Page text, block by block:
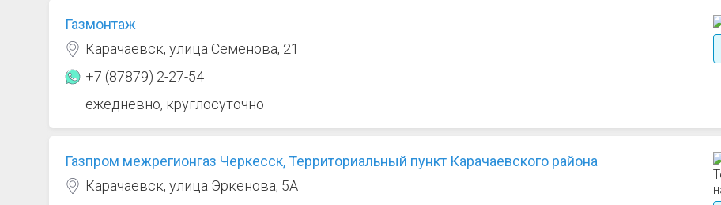
Газмонтаж
Карачаевск, улица Семёнова, 21
+7 (87879) 2-27-54
ежедневно, круглосуточно
Газпром межрегионгаз Черкесск, Территориальный пункт Карачаевского района
Карачаевск, улица Эркенова, 5А